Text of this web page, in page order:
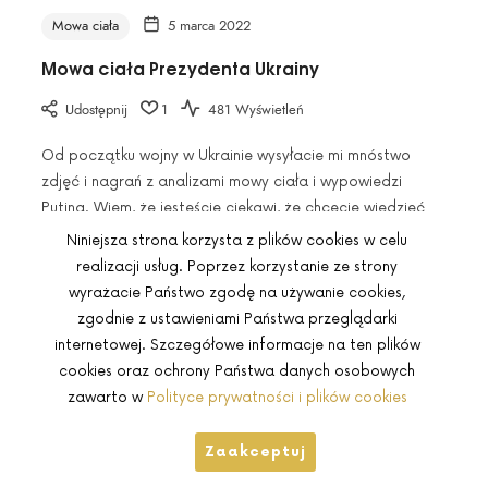
wykryć
Mowa ciała 5 marca 2022
Mowa ciała Prezydenta Ukrainy
Udostępnij 1 481 Wyświetleń
Od początku wojny w Ukrainie wysyłacie mi mnóstwo
zdjęć i nagrań z analizami mowy ciała i wypowiedzi
Putina. Wiem, że jesteście ciekawi, że chcecie wiedzieć
jak ten człowiek myśli, czy
© Copyright 2026 by InterSynergy. All Rights Reserved.
Niniejsza strona korzysta z plików cookies w celu
realizacji usług. Poprzez korzystanie ze strony
wyrażacie Państwo zgodę na używanie cookies,
zgodnie z ustawieniami Państwa przeglądarki
internetowej. Szczegółowe informacje na ten plików
cookies oraz ochrony Państwa danych osobowych
zawarto w Polityce prywatności i plików cookies
Zaakceptuj